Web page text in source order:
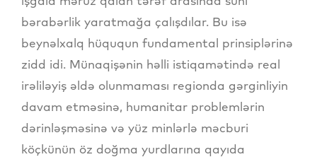
bərabərlik yaratmağa çalışdılar. Bu isə
beynəlxalq hüququn fundamental prinsiplərinə
zidd idi. Münaqişənin həlli istiqamətində real
irəliləyiş əldə olunmaması regionda gərginliyin
davam etməsinə, humanitar problemlərin
dərinləşməsinə və yüz minlərlə məcburi
köçkünün öz doğma yurdlarına qayıda